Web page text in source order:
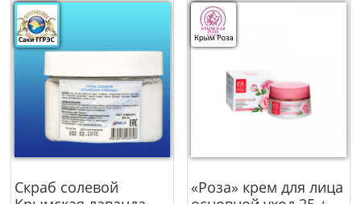
Скраб солевой
«Роза» крем для лица